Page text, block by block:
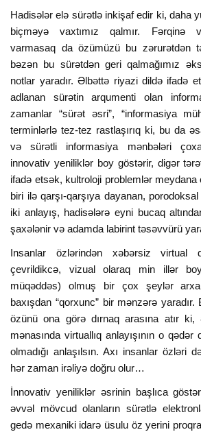
Hadisələr elə sürətlə inkişaf edir ki, daha
biçməyə vaxtımız qalmır. Fərqinə
varmasaq da özümüzü bu zərurətdən
bəzən bu sürətdən geri qalmağımız
notlar yaradır. Əlbəttə riyazi dildə ifadə
adlanan sürətin arqumenti olan
zamanlar “sürət əsri”, “informasiya
terminlərlə tez-tez rastlaşırıq ki, bu da
və sürətli informasiya mənbələri
innovativ yeniliklər boy göstərir, digər
ifadə etsək, kultroloji problemlər meydana
biri ilə qarşı-qarşıya dayanan, porodoksal
iki anlayış, hadisələrə eyni bucaq
şaxələnir və adamda labirint təsəvvürü
Insanlar özlərindən xəbərsiz virtual
çevrildikcə, vizual olaraq min illər
müqəddəs) olmuş bir çox şeylər
baxışdan “qorxunc” bir mənzərə
özünü ona görə dırnaq arasına atır
mənasında virtuallıq anlayışının o
olmadığı anlaşılsın. Axı insanlar özləri
hər zaman irəliyə doğru olur…
İnnovativ yeniliklər əsrinin başlıca
əvvəl mövcud olanların sürətlə
gedə mexaniki idarə üsulu öz yerini